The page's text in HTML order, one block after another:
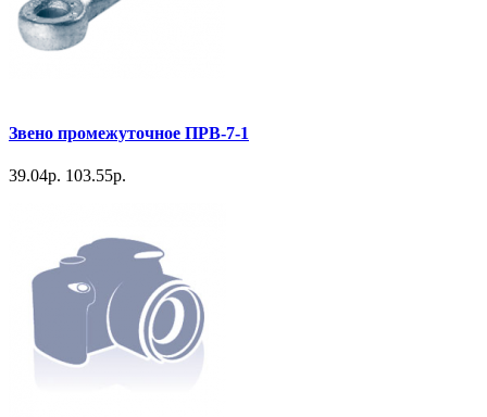
Звено промежуточное ПРВ-7-1
39.04р. 103.55р.